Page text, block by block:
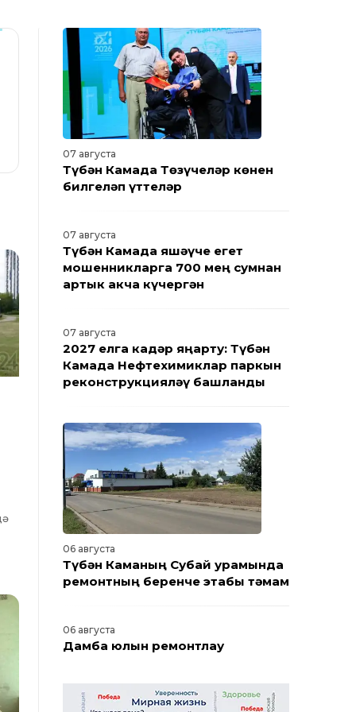
07 августа
Түбән Камада Төзүчеләр көнен
билгеләп үттеләр
07 августа
Түбән Камада яшәүче егет
мошенникларга 700 мең сумнан
артык акча күчергән
07 августа
2027 елга кадәр яңарту: Түбән
Камада Нефтехимиклар паркын
реконструкцияләү башланды
06 августа
Түбән Каманың Субай урамында
ремонтның беренче этабы тәмам
06 августа
Дамба юлын ремонтлау
сөйләде